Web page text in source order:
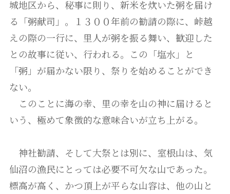
城地区から、秘事に則り、新米を炊いた粥を届け
る「粥献司」。１３００年前の勧請の際に、峠越
えの際の一行に、里人が粥を振る舞い、歓迎した
との故事に従い、行われる。この「塩水」と
「粥」が届かない限り、祭りを始めることができ
ない。
このことに海の幸、里の幸を山の神に届けると
いう、極めて象徴的な意味合いが立ち上がる。
神社勧請、そして大祭とは別に、室根山は、気
仙沼の漁民にとっては必要不可欠な山であった。
標高が高く、かつ頂上が平らな山容は、他の山と